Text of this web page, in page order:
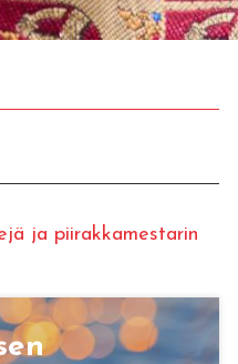
ja piirakkamestarin